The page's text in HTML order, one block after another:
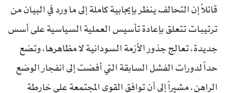
قائلاً إن التحالف ينظر بإيجابية كاملة إلى ما ورد في البيان من
ترتيبات تتعلق بإعادة تأسيس العملية السياسية على أسس
جديدة، تعالج جذور الأزمة السودانية لا مظاهرها، وتضع
حداً لدورات الفشل السابقة التي أفضت إلى انفجار الوضع
الراهن، مشيراً إلى أن توافق القوى المجتمعة على خارطة